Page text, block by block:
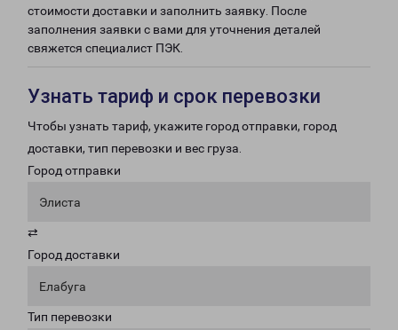
стоимости доставки и заполнить заявку. После
заполнения заявки с вами для уточнения деталей
свяжется специалист ПЭК.
Узнать тариф и срок перевозки
Чтобы узнать тариф, укажите город отправки, город
доставки, тип перевозки и вес груза.
Город отправки
Элиста
⇄
Город доставки
Елабуга
Тип перевозки